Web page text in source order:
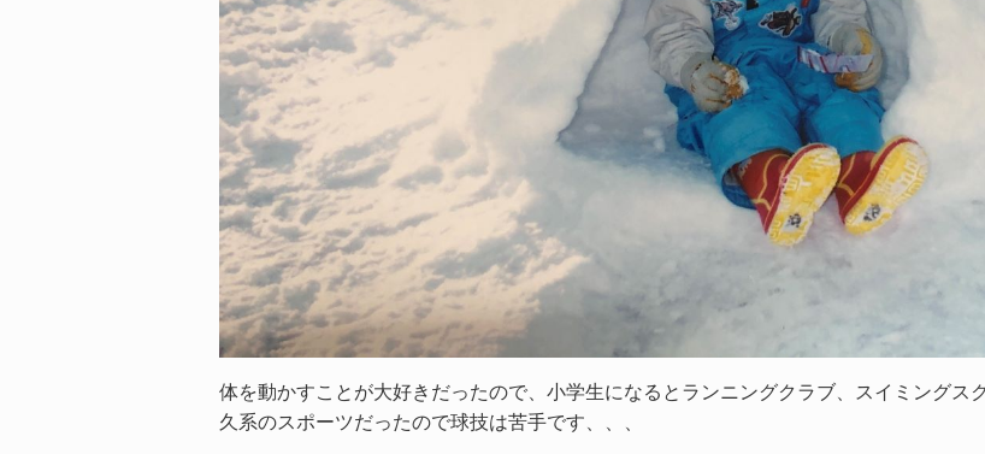
体を動かすことが大好きだったので、小学生になるとランニングクラブ、スイミングス
久系のスポーツだったので球技は苦手です、、、